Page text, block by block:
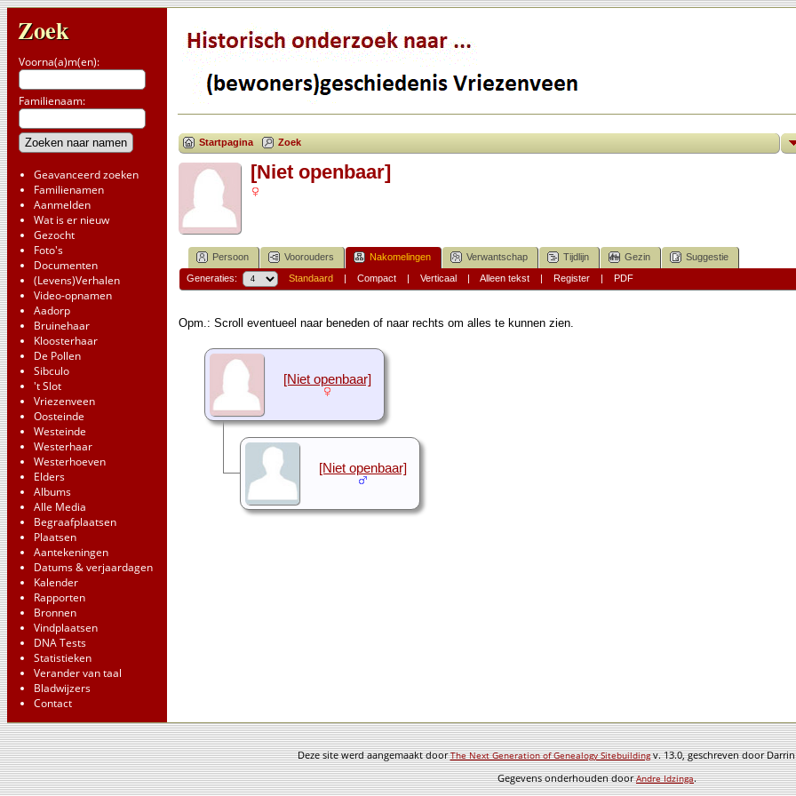
Zoek
Voorna(a)m(en):
Familienaam:
Geavanceerd zoeken
Familienamen
Aanmelden
Wat is er nieuw
Gezocht
Foto's
Documenten
(Levens)Verhalen
Video-opnamen
Aadorp
Bruinehaar
Kloosterhaar
De Pollen
Sibculo
't Slot
Vriezenveen
Oosteinde
Westeinde
Westerhaar
Westerhoeven
Elders
Albums
Alle Media
Begraafplaatsen
Plaatsen
Aantekeningen
Datums & verjaardagen
Kalender
Rapporten
Bronnen
Vindplaatsen
DNA Tests
Statistieken
Verander van taal
Bladwijzers
Contact
Startpagina Zoek
[Niet openbaar]
Persoon Voorouders Nakomelingen Verwantschap Tijdlijn Gezin Suggestie
Generaties: Standaard| Compact| Verticaal| Alleen tekst| Register| PDF
Opm.: Scroll eventueel naar beneden of naar rechts om alles te kunnen zien.
[Niet openbaar]
[Niet openbaar]
Deze site werd aangemaakt doorThe Next Generation of Genealogy Sitebuildingv. 13.0, geschreven door
Gegevens onderhouden doorAndre Idzinga.